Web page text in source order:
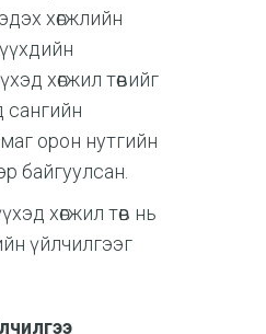
хөгжлийн
хөгжил төвийг
сангийн
орон нутгийн
байгуулсан.
хөгжил төв нь
үйлчилгээг